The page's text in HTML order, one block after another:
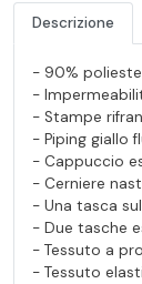
Descrizione
- 90%
-
- Stampe
- Piping giallo
- Cappuccio
- Cerniere
- Una tasca
- Due tasche
- Tessuto a
- Tessuto